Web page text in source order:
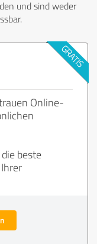
und sind weder
Online-
beste